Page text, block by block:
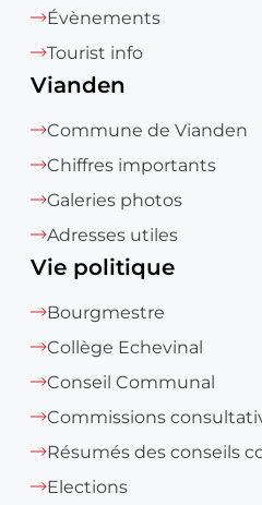
Évènements
Tourist info
Vianden
Commune de Vianden
Chiffres importants
Galeries photos
Adresses utiles
Vie politique
Bourgmestre
Collège Echevinal
Conseil Communal
Commissions
Résumés des conseils
Elections